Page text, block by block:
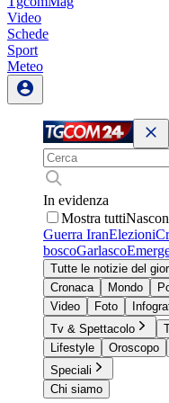
Video
Schede
Sport
Meteo
In evidenza
Mostra tutti
Guerra IranElezioni
boscoGarlasco
Tutte le notizie del
Cronaca
Mondo
Video
Foto
Tv & Spettacolo
Lifestyle
Oroscopo
Speciali
Chi siamo